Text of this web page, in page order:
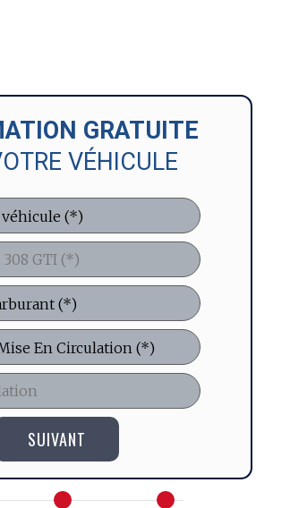
GRATUITE
VÉHICULE
SUIVANT